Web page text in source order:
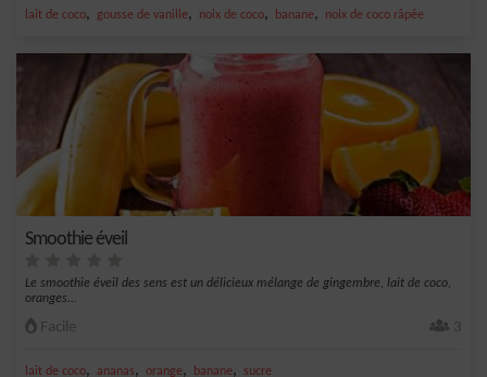
lait de coco, gousse de vanille, noix de coco, banane, noix de coco râpée
Smoothie éveil
Le smoothie éveil des sens est un délicieux mélange de gingembre, lait de coco,
oranges...
Facile 3
lait de coco, ananas, orange, banane, sucre